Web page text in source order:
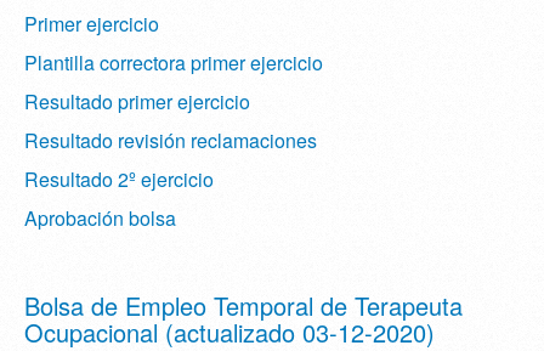
Primer ejercicio
Plantilla correctora primer ejercicio
Resultado primer ejercicio
Resultado revisión reclamaciones
Resultado 2º ejercicio
Aprobación bolsa
Bolsa de Empleo Temporal de Terapeuta
Ocupacional (actualizado 03-12-2020)